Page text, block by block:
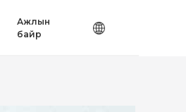
Ажлын
байр